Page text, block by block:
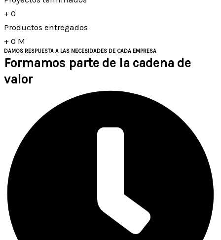
+ 0
Productos entregados
+ 0 M
DAMOS RESPUESTA A LAS NECESIDADES DE CADA EMPRESA
Formamos parte de la cadena de
valor